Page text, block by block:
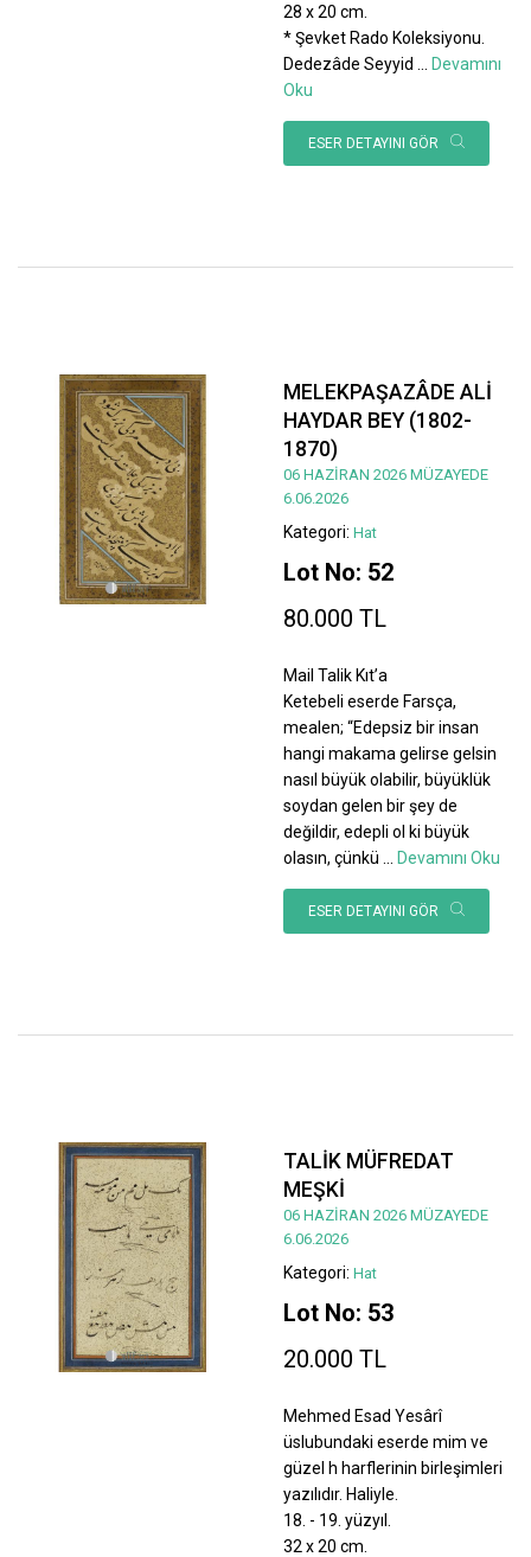
28 x 20 cm.
* Şevket Rado Koleksiyonu.
Dedezâde Seyyid
Devamını
Oku
ESER DETAYINI GÖR
MELEKPAŞAZÂDE ALİ
HAYDAR BEY (1802-
1870)
06 HAZİRAN 2026 MÜZAYEDE
6.06.2026
Kategori: Hat
Lot No: 52
80.000 TL
Mail Talik Kıt’a
Ketebeli eserde Farsça,
mealen; “Edepsiz bir insan
hangi makama gelirse gelsin
nasıl büyük olabilir, büyüklük
soydan gelen bir şey de
değildir, edepli ol ki büyük
olasın, çünkü ... Devamını Oku
ESER DETAYINI GÖR
TALİK MÜFREDAT
MEŞKİ
06 HAZİRAN 2026 MÜZAYEDE
6.06.2026
Kategori: Hat
Lot No: 53
20.000 TL
Mehmed Esad Yesârî
üslubundaki eserde mim ve
güzel h harflerinin birleşimleri
yazılıdır. Haliyle.
18. - 19. yüzyıl.
32 x 20 cm.